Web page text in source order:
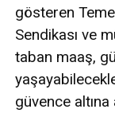
gösteren
Sendikası ve
taban maaş,
güvence